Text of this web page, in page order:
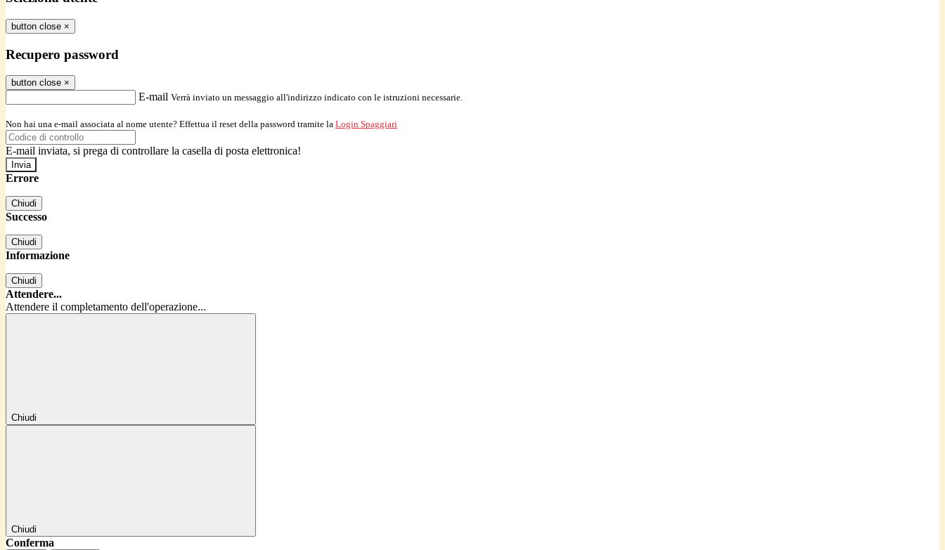
button close ×
Recupero password
button close ×
E-mail Verrà inviato un messaggio all'indirizzo indicato con le istruzioni necessarie.
Non hai una e-mail associata al nome utente? Effettua il reset della password tramite la Login Spaggiari
E-mail inviata, si prega di controllare la casella di posta elettronica!
Errore
Chiudi
Successo
Chiudi
Informazione
Chiudi
Attendere...
Attendere il completamento dell'operazione...
Chiudi
Chiudi
Conferma